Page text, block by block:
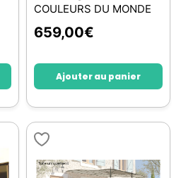
COULEURS DU MONDE
659,00€
Ajouter au panier